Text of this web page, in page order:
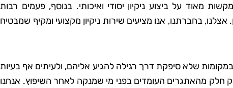
מאוד על ביצוע ניקיון יסודי ואיכותי. בנוסף, פעמים רבות
בחברתנו, אנו מציעים שירות ניקיון מקצועי ומקיף שמבטיח
שלא סיפקת דרך רגילה להגיע אליהם, ולעיתים אף בעיות
חלק מהאתגרים העומדים בפני מי שמנקה לאחר השיפוץ. אנחנו